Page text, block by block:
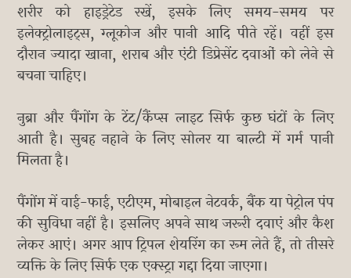
शरीर को हाइड्रेटेड रखें, इसके लिए समय-समय पर
इलेक्ट्रोलाइट्स, ग्लूकोज और पानी आदि पीते रहें। वहीं इस
दौरान ज्यादा खाना, शराब और एंटी डिप्रेसेंट दवाओं को लेने से
बचना चाहिए।
नुब्रा और पैंगोंग के टेंट/कैंप्स लाइट सिर्फ कुछ घंटों के लिए
आती है। सुबह नहाने के लिए सोलर या बाल्टी में गर्म पानी
मिलता है।
पैंगोंग में वाई-फाई, एटीएम, मोबाइल नेटवर्क, बैंक या पेट्रोल पंप
की सुविधा नहीं है। इसलिए अपने साथ जरूरी दवाएं और कैश
लेकर आएं। अगर आप ट्रिपल शेयरिंग का रूम लेते हैं, तो तीसरे
व्यक्ति के लिए सिर्फ एक एक्स्ट्रा गद्दा दिया जाएगा।